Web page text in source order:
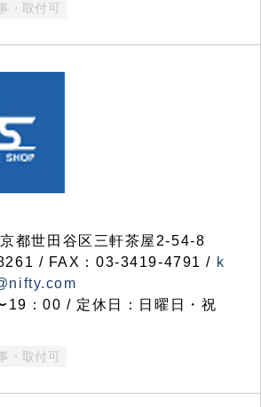
・取付可
都世田谷区三軒茶屋2-54-8
/ FAX：03-3419-4791 / k
19：00 / 定休日：日曜日・祝
・取付可